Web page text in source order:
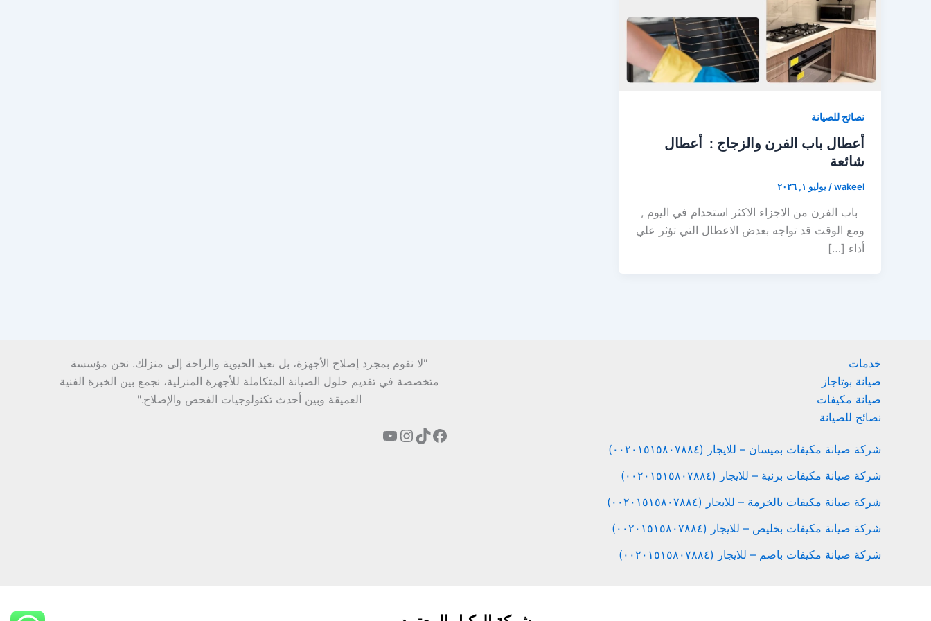
نصائح للصيانة
أعطال باب الفرن والزجاج : أعطال
شائعة
wakeel
/ يوليو ١, ٢٠٢٦
باب الفرن من الاجزاء الاكثر استخدام في اليوم ,
ومع الوقت قد تواجه بعدض الاعطال التي تؤثر علي
أداء […]
خدمات
صيانة بوتاجاز
صيانة مكيفات
نصائح للصيانة
شركة صيانة مكيفات بميسان – للايجار (٠٠٢٠١٥١٥٨٠٧٨٨٤)
شركة صيانة مكيفات برنية – للايجار (٠٠٢٠١٥١٥٨٠٧٨٨٤)
شركة صيانة مكيفات بالخرمة – للايجار (٠٠٢٠١٥١٥٨٠٧٨٨٤)
شركة صيانة مكيفات بخليص – للايجار (٠٠٢٠١٥١٥٨٠٧٨٨٤)
شركة صيانة مكيفات باضم – للايجار (٠٠٢٠١٥١٥٨٠٧٨٨٤)
"لا نقوم بمجرد إصلاح الأجهزة، بل نعيد الحيوية والراحة إلى منزلك. نحن مؤسسة
متخصصة في تقديم حلول الصيانة المتكاملة للأجهزة المنزلية، نجمع بين الخبرة الفنية
العميقة وبين أحدث تكنولوجيات الفحص والإصلاح."